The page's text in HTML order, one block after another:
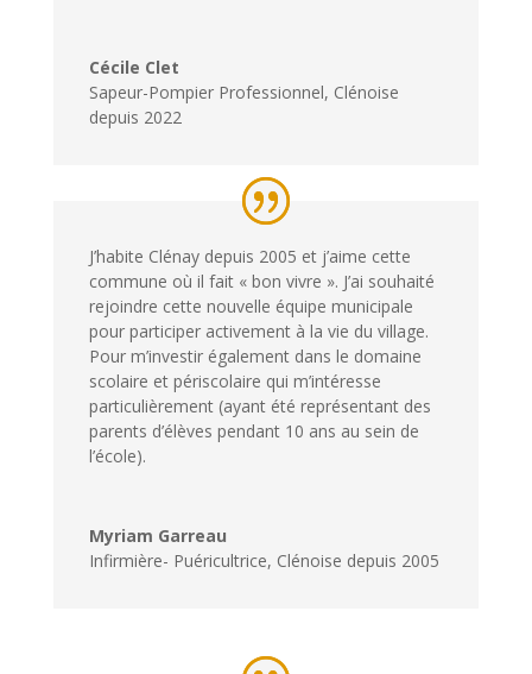
Cécile Clet
Sapeur-Pompier Professionnel, Clénoise
depuis 2022
J’habite Clénay depuis 2005 et j’aime cette
commune où il fait « bon vivre ». J’ai souhaité
rejoindre cette nouvelle équipe municipale
pour participer activement à la vie du village.
Pour m’investir également dans le domaine
scolaire et périscolaire qui m’intéresse
particulièrement (ayant été représentant des
parents d’élèves pendant 10 ans au sein de
l’école).
Myriam Garreau
Infirmière- Puéricultrice, Clénoise depuis 2005